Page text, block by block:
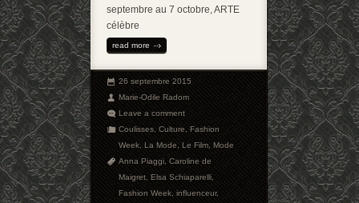
septembre au 7 octobre, ARTE
célèbre
read more
26 septembre 2015
Marie-Odile Radom
Leave a comment
Coulisses,Culture,Fashion
Week,La Mode,Le Film,Mode
Anna Piaggi,Caroline de
Maigret,Elsa Schiaparelli,
Fashion Week,influenceur,